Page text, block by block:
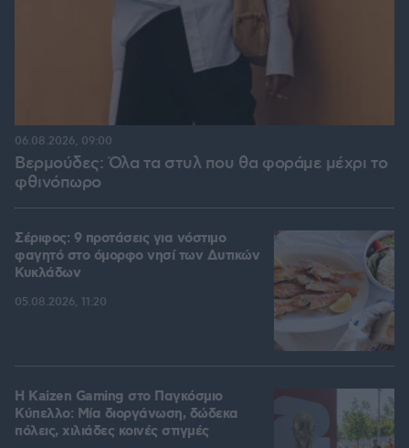
Βερμούδες: Όλα τα στυλ που θα φοράμε μέχρι το
φθινόπωρο
06.08.2026, 09:00
Σέριφος: 9 προτάσεις για νόστιμο
φαγητό στο όμορφο νησί των Δυτικών
Κυκλάδων
05.08.2026, 11:20
H Kaizen Gaming στο Παγκόσμιο
Kύπελλο: Μία διοργάνωση, δώδεκα
πόλεις, χιλιάδες κοινές στιγμές